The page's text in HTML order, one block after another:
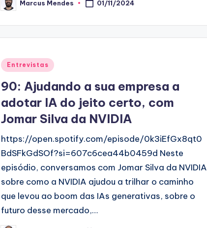
Posted
by
Marcus Mendes 01/11/2024
Posted
Entrevistas
90: Ajudando a sua empresa a
adotar IA do jeito certo, com
Jomar Silva da NVIDIA
https://open.spotify.com/episode/0k3iEfGx8qt0
BdSFkGdSOf?si=607c6cea44b0459d Neste
episódio, conversamos com Jomar Silva da NVIDIA
sobre como a NVIDIA ajudou a trilhar o caminho
que levou ao boom das IAs generativas, sobre o
futuro desse mercado,…